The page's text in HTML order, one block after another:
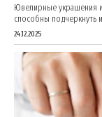
Ювелирные украшения
способны подчеркнуть
24.12.2025